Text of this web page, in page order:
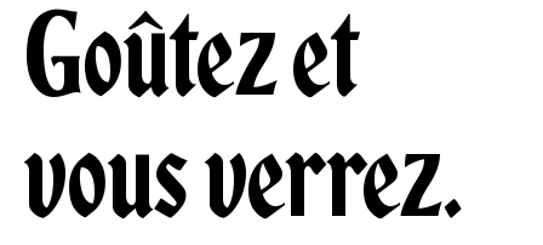
Goûtez et
vous verrez.